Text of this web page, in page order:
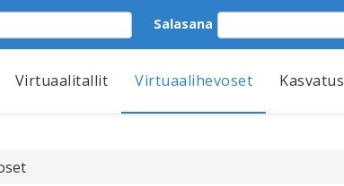
Salasana
Virtuaalitallit Virtuaalihevoset Kasvatus